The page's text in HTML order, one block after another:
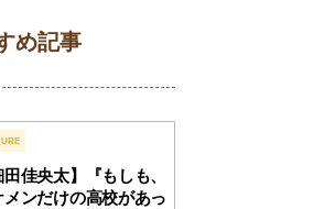
め記事
田佳央太】『もしも、
メンだけの高校があっ